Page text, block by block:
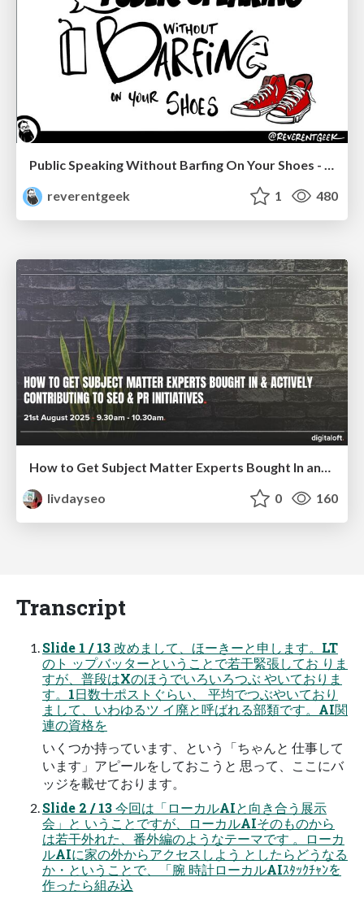
Public Speaking Without Barfing On Your Shoes - THAT 2023
reverentgeek
1 480
How to Get Subject Matter Experts Bought In and Actively Contributing to SEO & PR Initiatives.
livdayseo
0 160
Transcript
Slide 1 / 13 改めまして、ほーきーと申します。LT
のト ップバッターということで若干緊張してお りま
すが、普段はXのほうでいろいろつぶ やいておりま
す。1日数十ポストぐらい、 平均でつぶやいており
まして、いわゆるツ イ廃と呼ばれる部類です。AI関
連の資格を
いくつか持っています、という「ちゃんと 仕事して
います」アピールをしておこうと 思って、ここにバ
ッジを載せております。
Slide 2 / 13 今回は「ローカルAIと向き合う展示
会」と いうことですが、ローカルAIそのものから
は若干外れた、番外編のようなテーマです 。ローカ
ルAIに家の外からアクセスしよう としたらどうなる
か・ということで、「腕 時計ローカルAIｽﾀｯｸﾁｬﾝを
作ったら組み込